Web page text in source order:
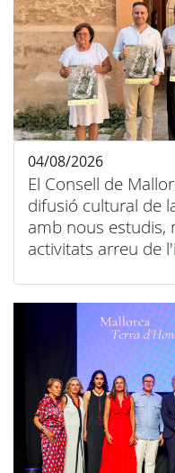
El Consell de
difusió cultural de
amb nous estudis,
activitats arreu de
04/08/2026